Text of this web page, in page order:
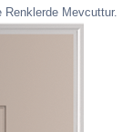
Renklerde Mevcuttur.